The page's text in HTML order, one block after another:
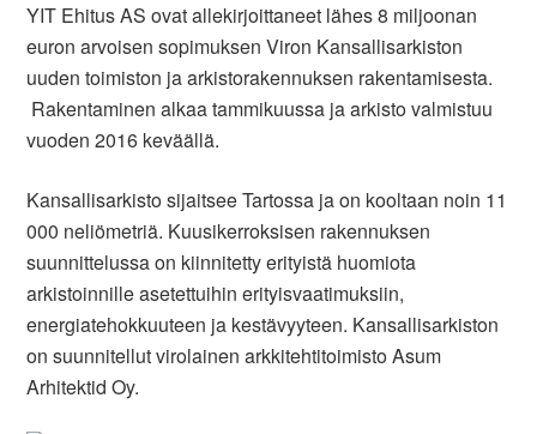
YIT Ehitus AS ovat allekirjoittaneet lähes 8 miljoonan
euron arvoisen sopimuksen Viron Kansallisarkiston
uuden toimiston ja arkistorakennuksen rakentamisesta.
Rakentaminen alkaa tammikuussa ja arkisto valmistuu
vuoden 2016 keväällä.
Kansallisarkisto sijaitsee Tartossa ja on kooltaan noin 11
000 neliömetriä. Kuusikerroksisen rakennuksen
suunnittelussa on kiinnitetty erityistä huomiota
arkistoinnille asetettuihin erityisvaatimuksiin,
energiatehokkuuteen ja kestävyyteen. Kansallisarkiston
on suunnitellut virolainen arkkitehtitoimisto Asum
Arhitektid Oy.